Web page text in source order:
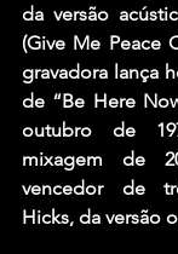
da versão
(Give Me Peace
gravadora lança
de “Be Here
outubro de
mixagem de
vencedor de
Hicks, da versão